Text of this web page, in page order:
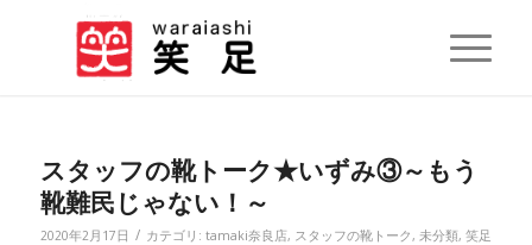
スタッフの靴トーク★いずみ③～もう
靴難民じゃない！～
2020年2月17日 / カテゴリ: tamaki奈良店, スタッフの靴トーク, 未分類, 笑足